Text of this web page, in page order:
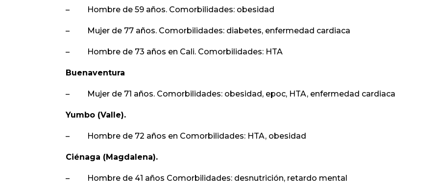
– Hombre de 59 años. Comorbilidades: obesidad
– Mujer de 77 años. Comorbilidades: diabetes, enfermedad cardiaca
– Hombre de 73 años en Cali. Comorbilidades: HTA
Buenaventura
– Mujer de 71 años. Comorbilidades: obesidad, epoc, HTA, enfermedad cardiaca
Yumbo (Valle).
– Hombre de 72 años en Comorbilidades: HTA, obesidad
Ciénaga (Magdalena).
– Hombre de 41 años Comorbilidades: desnutrición, retardo mental